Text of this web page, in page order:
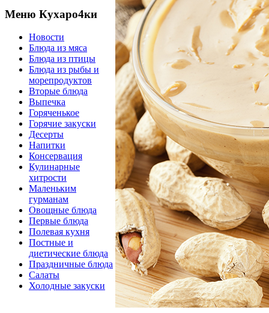
Меню Кухаро4ки
Новости
Блюда из мяса
Блюда из птицы
Блюда из рыбы и
морепродуктов
Вторые блюда
Выпечка
Горяченькое
Горячие закуски
Десерты
Напитки
Консервация
Кулинарные
хитрости
Маленьким
гурманам
Овощные блюда
Первые блюда
Полевая кухня
Постные и
диетические блюда
Праздничные блюда
Салаты
Холодные закуски